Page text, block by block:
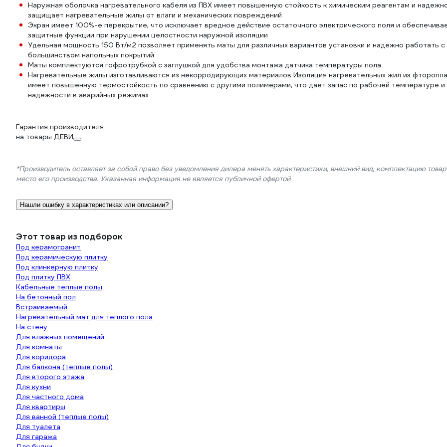
Наружная оболочка нагревательного кабеля из ПВХ имеет повышенную стойкость к химическим реагентам и
защищает нагревательные жилы от влаги и механических повреждений
Экран имеет 100%-е перекрытие, что исключает вредное действие остаточного электрического поля и
защитные функции при нарушении целостности наружной изоляции
Удельная мощность 150 Вт/м2 позволяет применять маты для различных вариантов установки и надежно работать с
большинством напольных покрытий
Маты комплектуются гофротрубкой с заглушкой для удобства монтажа датчика температуры пола
Нагревательные жилы изготавливаются из некорродирующих материалов Изоляция нагревательных жил из
имеет повышенную термостойкость по сравнению с другими полимерами, что дает запас по рабочей температуре и
надежности в аварийных режимах
Гарантия производителя
на товары ДЕВИ
*Производитель оставляет за собой право без уведомления дилера менять характеристики, внешний вид, комплектацию
место его производства. Указанная информация не является публичной офертой
Нашли ошибку в характеристиках или описании?
Этот товар из подборок
Под керамогранит
Под керамическую плитку
Под клинкерную плитку
Под плитку ПВХ
Кабельные теплые полы
На бетонный пол
Встраиваемый
Нагревательный мат для теплого пола
На стену
Для влажных помещений
Для комнаты
Для коридора
Для балкона (теплые полы)
Для второго этажа
Для кухни
Для частного дома
Для квартиры
Для ванной (теплые полы)
Для туалета
Для гаража